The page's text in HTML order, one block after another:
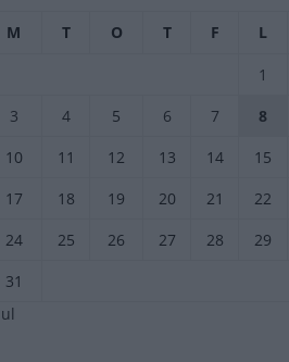
M T O T F L
1
3
4 5 6 7 8
10
11 12 13 14 15
17
18 19 20 21 22
24
25 26 27 28 29
31